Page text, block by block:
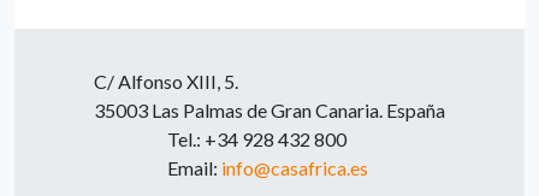
C/ Alfonso XIII, 5.
35003 Las Palmas de Gran Canaria. España
Tel.: +34 928 432 800
Email: info@casafrica.es